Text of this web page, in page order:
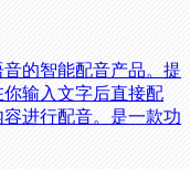
的智能配音产品。提
输入文字后直接配
进行配音。是一款功